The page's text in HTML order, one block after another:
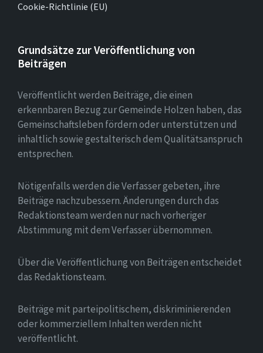
Cookie-Richtlinie (EU)
Grundsätze zur Veröffentlichung von
Beiträgen
Veröffentlicht werden Beiträge, die einen
erkennbaren Bezug zur Gemeinde Holzen haben, das
Gemeinschaftsleben fördern oder unterstützen und
inhaltlich sowie gestalterisch dem Qualitätsanspruch
entsprechen.
Nötigenfalls werden die Verfasser gebeten, ihre
Beiträge nachzubessern. Änderungen durch das
Redaktionsteam werden nur nach vorheriger
Abstimmung mit dem Verfasser übernommen.
Über die Veröffentlichung von Beiträgen entscheidet
das Redaktionsteam.
Beiträge mit parteipolitischem, diskriminierenden
oder kommerziellem Inhalten werden nicht
veröffentlicht.